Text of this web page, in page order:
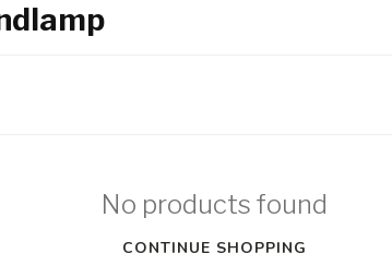
No products found
CONTINUE SHOPPING